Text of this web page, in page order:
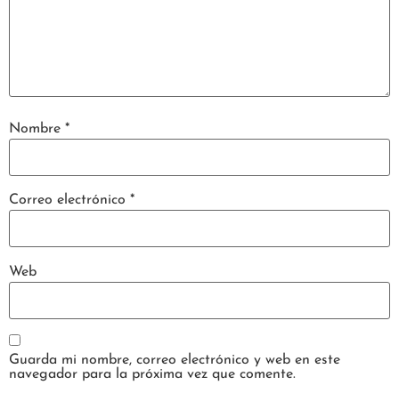
Nombre *
Correo electrónico *
Web
Guarda mi nombre, correo electrónico y web en este
navegador para la próxima vez que comente.